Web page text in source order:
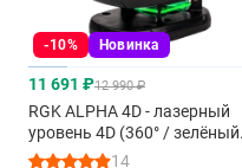
-10% Новинка
11 691 ₽12 990 ₽
RGK ALPHA 4D - лазерный
уровень 4D (360° / зелёный
луч / 40м / АКБ)
14